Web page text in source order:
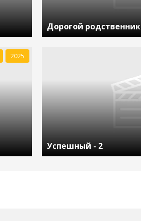
Дорогой родственник
2025
Успешный - 2